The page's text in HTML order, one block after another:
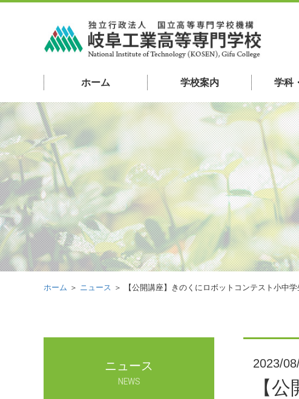
ホーム 学校案内 学科
ホーム ＞ ニュース ＞ 【公開講座】きのくにロボットコンテスト小中
2023/
【
ニュース
NEWS